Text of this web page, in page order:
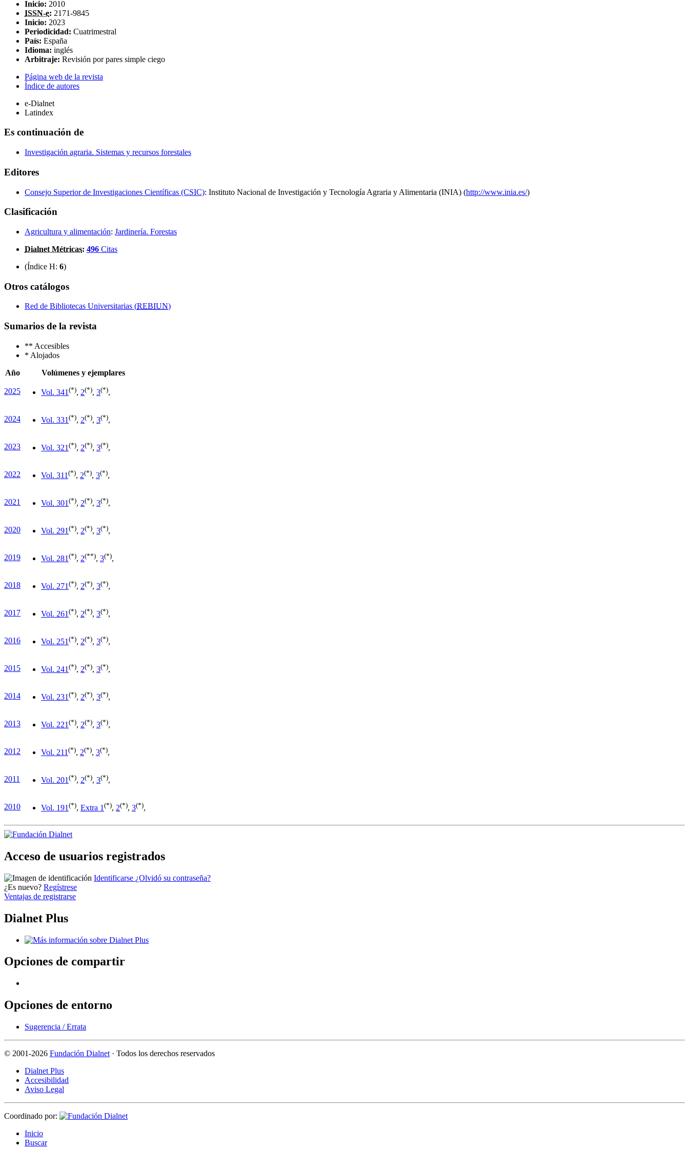
Inicio: 2010
ISSN-e: 2171-9845
Inicio: 2023
Periodicidad: Cuatrimestral
País: España
Idioma: inglés
Arbitraje: Revisión por pares simple ciego
Página web de la revista
Índice de autores
e-Dialnet
Latindex
Es continuación de
Investigación agraria. Sistemas y recursos forestales
Editores
Consejo Superior de Investigaciones Científicas (CSIC): Instituto Nacional de Investigación y Tecnología Agraria y Alimentaria (INIA) (http://www.inia.es/)
Clasificación
Agricultura y alimentación: Jardinería. Forestas
Dialnet Métricas: 496 Citas
(Índice H: 6)
Otros catálogos
Red de Bibliotecas Universitarias (REBIUN)
Sumarios de la revista
** Accesibles
* Alojados
Año
Volúmenes y ejemplares
2025 Vol. 341 (*), 2(*), 3(*),
2024 Vol. 331 (*), 2(*), 3(*),
2023 Vol. 321 (*), 2(*), 3(*),
2022 Vol. 311 (*), 2(*), 3(*),
2021 Vol. 301 (*), 2(*), 3(*),
2020 Vol. 291 (*), 2(*), 3(*),
2019 Vol. 281 (*), 2(**), 3(*),
2018 Vol. 271 (*), 2(*), 3(*),
2017 Vol. 261 (*), 2(*), 3(*),
2016 Vol. 251 (*), 2(*), 3(*),
2015 Vol. 241 (*), 2(*), 3(*),
2014 Vol. 231 (*), 2(*), 3(*),
2013 Vol. 221 (*), 2(*), 3(*),
2012 Vol. 211 (*), 2(*), 3(*),
2011 Vol. 201 (*), 2(*), 3(*),
2010 Vol. 191 (*), Extra 1 (*), 2(*), 3(*),
Acceso de usuarios registrados
Identificarse ¿Olvidó su contraseña?
¿Es nuevo? Regístrese
Ventajas de registrarse
Dialnet Plus
Opciones de compartir
Opciones de entorno
Sugerencia / Errata
© 2001-2026 Fundación Dialnet · Todos los derechos reservados
Dialnet Plus
Accesibilidad
Aviso Legal
Coordinado por:
Inicio
Buscar